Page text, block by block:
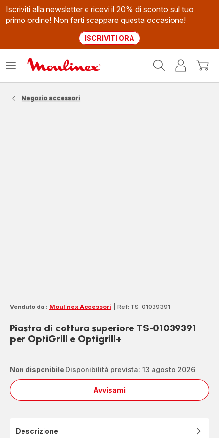
Iscriviti alla newsletter e ricevi il 20% di sconto sul tuo
primo ordine! Non farti scappare questa occasione!
ISCRIVITI ORA
Il
Apri
Negozio accessori
Venduto da : Moulinex Accessori Ref: TS-01039391
Piastra di cottura superiore TS-01039391
per OptiGrill e Optigrill+
Non disponibile Disponibilità prevista: 13 agosto 2026
Avvisami
Piastra
di
Descrizione